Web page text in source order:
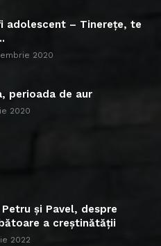
adolescent – Tinerețe, te
2020
perioada de aur
2020
și Pavel, despre
a creștinătății
2022